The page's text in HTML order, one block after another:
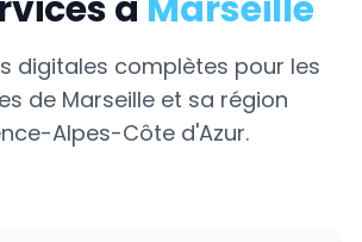
digitales complètes pour les
de Marseille et sa région
Alpes-Côte d'Azur.